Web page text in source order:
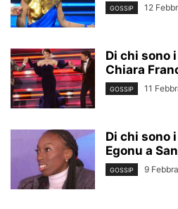
GOSSIP 12
Di chi sono
Chiara
GOSSIP 11
Di chi sono
Egonu a
GOSSIP 9